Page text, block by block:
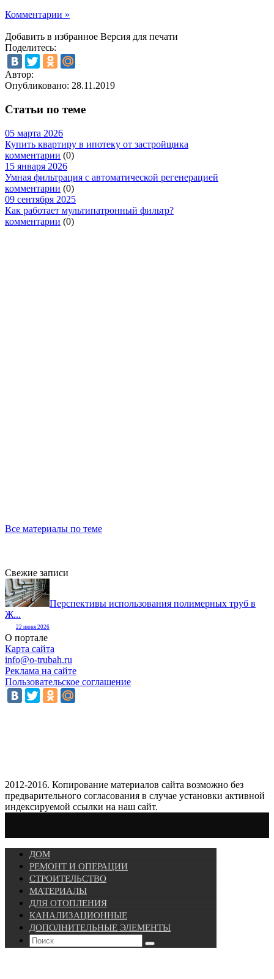
Комментарии »
Добавить в избранное Версия для печати
Поделитесь:
Автор:
Опубликовано: 28.11.2019
Статьи по теме
05 марта 2026
Купить квартиру в ипотеку от застройщика
комментарии (0)
15 января 2026
Умная фильтрация с автоматической регенерацией
комментарии (0)
09 сентября 2025
Как работает мультипатронный фильтр?
комментарии (0)
Все материалы по теме
Свежие записи
Перспективы использования полимерных труб в
Ж...
22 июня 2026
О портале
Карта сайта
info@o-trubah.ru
Реклама на сайте
Пользовательское соглашение
2012-2016. Копирование материалов сайта возможно без
предварительного согласования в случае установки активной
индексируемой ссылки на наш сайт.
ДОМ
РЕМОНТ И ОПЕРАЦИИ
СТРОИТЕЛЬСТВО
МАТЕРИАЛЫ
ДЛЯ ОТОПЛЕНИЯ
КАНАЛИЗАЦИОННЫЕ
ДОПОЛНИТЕЛЬНЫЕ ЭЛЕМЕНТЫ